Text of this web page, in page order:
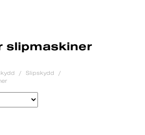
slipmaskiner
Slipskydd